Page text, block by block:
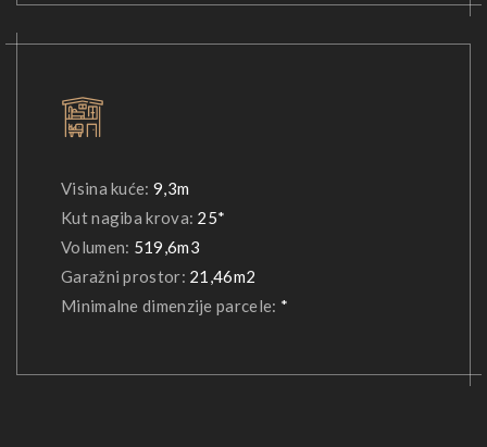
Visina kuće: 9,3m
Kut nagiba krova: 25*
Volumen: 519,6m3
Garažni prostor: 21,46m2
Minimalne dimenzije parcele: *